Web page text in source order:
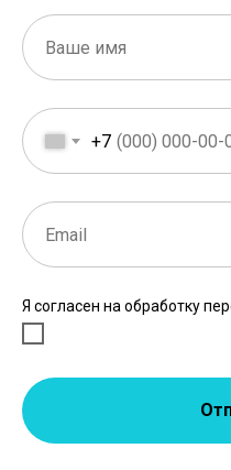
+7
Я согласен на обработку